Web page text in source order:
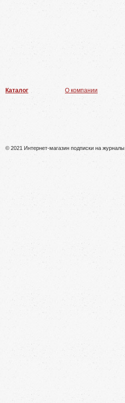
Каталог О компании
© 2021 Интернет-магазин подписки на журналы